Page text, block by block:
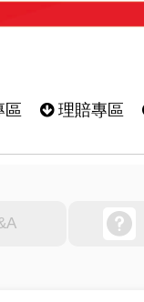
理賠專區